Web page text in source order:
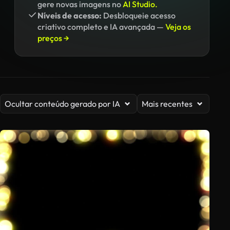
gere novas imagens noAI Studio.
Níveis de acesso: Desbloqueie acesso
criativo completo e IA avançada — Veja os
preços →
Ocultar conteúdo gerado por IA Mais recentes